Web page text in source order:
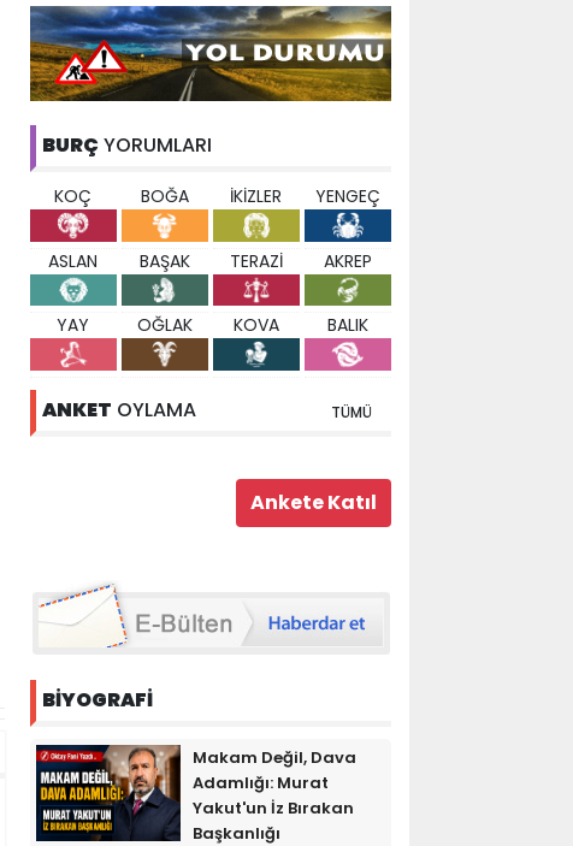
BURÇ YORUMLARI
KOÇ BOĞA İKİZLER YENGEÇ
ASLAN BAŞAK TERAZİ AKREP
YAY OĞLAK KOVA BALIK
ANKET OYLAMA TÜMÜ
BİYOGRAFİ
Makam Değil, Dava
Adamlığı: Murat
Yakut'un İz Bırakan
Başkanlığı